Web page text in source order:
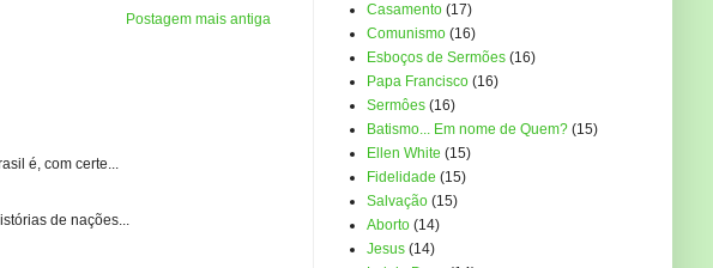
Postagem mais antiga
é, com certe...
de nações...
Casamento (17)
Comunismo (16)
Esboços de Sermões (16)
Papa Francisco (16)
Sermôes (16)
Batismo... Em nome de Quem? (15)
Ellen White (15)
Fidelidade (15)
Salvação (15)
Aborto (14)
Jesus (14)